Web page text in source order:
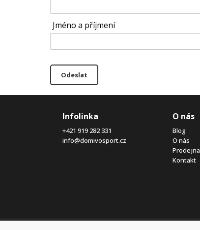
Jméno a příjmení
Odeslat
Infolinka
+421 919 282 331
info@domivosport.cz
O nás
Blog
O nás
Prodejna
Kontakt